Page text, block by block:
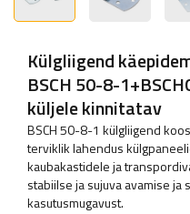
Külgliigend
BSCH 50-8-
küljele kinnitatav
BSCH 50-8-1 külgliigend
terviklik lahendus
kaubakastidele ja
stabiilse ja sujuva avamise ja
kasutusmugavust.